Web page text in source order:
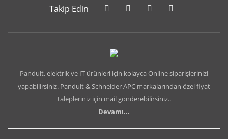
Takip Edin
Panduit, elektrik ve IT ürünleri için kolayca Online siparişlerinizi
yapabilirsiniz. Panduit & Schneider APC markalarından özel fiyat
talepleriniz için mail gönderebilirsiniz..
Devamı...